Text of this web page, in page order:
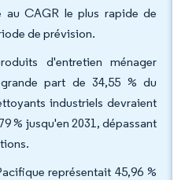
au CAGR le plus rapide de
de prévision.
d'entretien ménager
part de 34,55 % du
industriels devraient
% jusqu'en 2031, dépassant
représentait 45,96 %